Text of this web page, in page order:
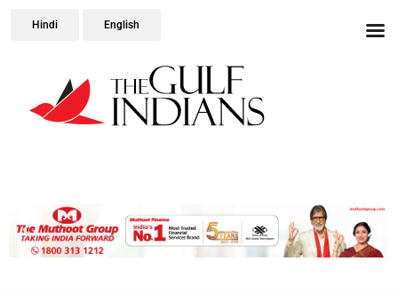
Hindi English